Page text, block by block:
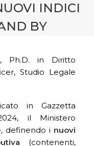
INDICI
BY
Ph.D. in Diritto
Studio Legale
in Gazzetta
il Ministero
definendo i nuovi
(contenenti,